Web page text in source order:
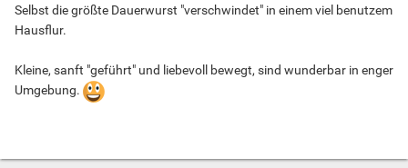
würden.Der Penis muss zur Messung selbstverständlich
nicht steif sein,da sich ein Schwanz immer so lang ziehen
Ein nebenergebnis der Studie; Frauen versichertren ,dass
die Größe sehr wohl eine Rolle spiele und es ihnen mit
Selbst die größte Dauerwurst "verschwindet" in einem viel benutzem
Hausflur.
Kleine, sanft "geführt" und liebevoll bewegt, sind wunderbar in enger
Umgebung.